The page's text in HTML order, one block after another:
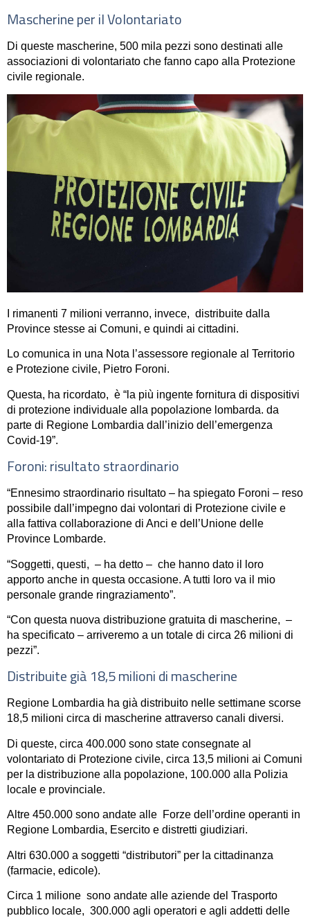
Mascherine per il Volontariato
Di queste mascherine, 500 mila pezzi sono destinati alle
associazioni di volontariato che fanno capo alla Protezione
civile regionale.
I rimanenti 7 milioni verranno, invece, distribuite dalla
Province stesse ai Comuni, e quindi ai cittadini.
Lo comunica in una Nota l’assessore regionale al Territorio
e Protezione civile, Pietro Foroni.
Questa, ha ricordato, è “la più ingente fornitura di dispositivi
di protezione individuale alla popolazione lombarda. da
parte di Regione Lombardia dall’inizio dell’emergenza
Covid-19”.
Foroni: risultato straordinario
“Ennesimo straordinario risultato – ha spiegato Foroni – reso
possibile dall’impegno dai volontari di Protezione civile e
alla fattiva collaborazione di Anci e dell’Unione delle
Province Lombarde.
“Soggetti, questi, – ha detto – che hanno dato il loro
apporto anche in questa occasione. A tutti loro va il mio
personale grande ringraziamento”.
“Con questa nuova distribuzione gratuita di mascherine, –
ha specificato – arriveremo a un totale di circa 26 milioni di
pezzi”.
Distribuite già 18,5 milioni di mascherine
Regione Lombardia ha già distribuito nelle settimane scorse
18,5 milioni circa di mascherine attraverso canali diversi.
Di queste, circa 400.000 sono state consegnate al
volontariato di Protezione civile, circa 13,5 milioni ai Comuni
per la distribuzione alla popolazione, 100.000 alla Polizia
locale e provinciale.
Altre 450.000 sono andate alle Forze dell’ordine operanti in
Regione Lombardia, Esercito e distretti giudiziari.
Altri 630.000 a soggetti “distributori” per la cittadinanza
(farmacie, edicole).
Circa 1 milione sono andate alle aziende del Trasporto
pubblico locale, 300.000 agli operatori e agli addetti delle